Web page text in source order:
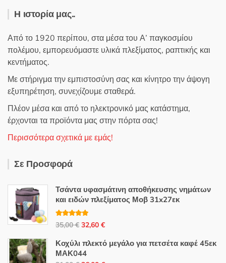
Η ιστορία μας..
Από το 1920 περίπου, στα μέσα του Α’ παγκοσμίου
πολέμου, εμπορευόμαστε υλικά πλεξίματος, ραπτικής και
κεντήματος.
Με στήριγμα την εμπιστοσύνη σας και κίνητρο την άψογη
εξυπηρέτηση, συνεχίζουμε σταθερά.
Πλέον μέσα και από το ηλεκτρονικό μας κατάστημα,
έρχονται τα προϊόντα μας στην πόρτα σας!
Περισσότερα σχετικά με εμάς!
Σε Προσφορά
Τσάντα υφασμάτινη αποθήκευσης νημάτων
και ειδών πλεξίματος Μοβ 31x27εκ
Βαθμολογή
θηκε με5.00
35,00€ Original
was:
35,00 €.
32,60 €Η
τιμή
είναι:
Κοχύλι πλεκτό μεγάλο για πετσέτα καφέ 45εκ
ΜΑΚ044